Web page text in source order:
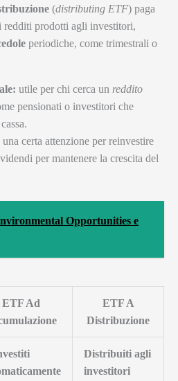
(distributing ETF) paga
prodotti agli investitori,
periodiche, come trimestrali o
utile per chi cerca un reddito
pensionati o investitori che
una certa attenzione per reinvestire
per mantenere la crescita del
Opportunities e
ETF Ad
ETF A
Distribuzione
Distribuiti agli
investitori